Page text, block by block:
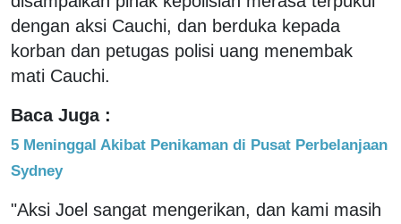
dengan aksi Cauchi, dan berduka kepada
korban dan petugas polisi uang menembak
mati Cauchi.
Baca Juga :
5 Meninggal Akibat Penikaman di Pusat Perbelanjaan
Sydney
"Aksi Joel sangat mengerikan, dan kami masih